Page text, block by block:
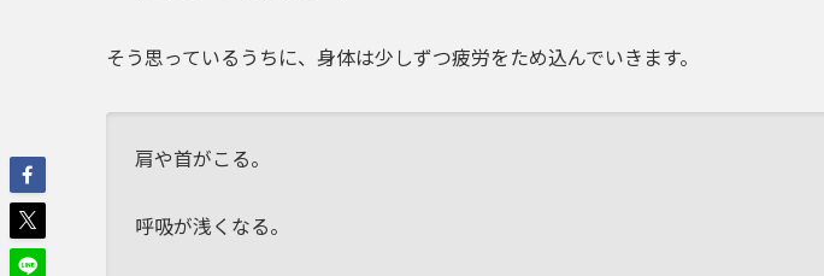
そう思っているうちに、身体は少しずつ疲労をため込んでいきます。
肩や首がこる。
呼吸が浅くなる。